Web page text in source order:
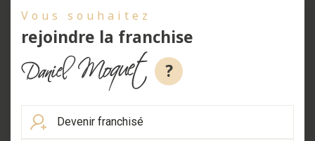
Vous souhaitez
rejoindre la franchise
?
Devenir franchisé